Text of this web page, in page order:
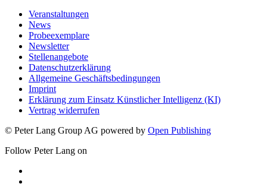
Veranstaltungen
News
Probeexemplare
Newsletter
Stellenangebote
Datenschutzerklärung
Allgemeine Geschäftsbedingungen
Imprint
Erklärung zum Einsatz Künstlicher Intelligenz (KI)
Vertrag widerrufen
© Peter Lang Group AG powered by Open Publishing
Follow Peter Lang on